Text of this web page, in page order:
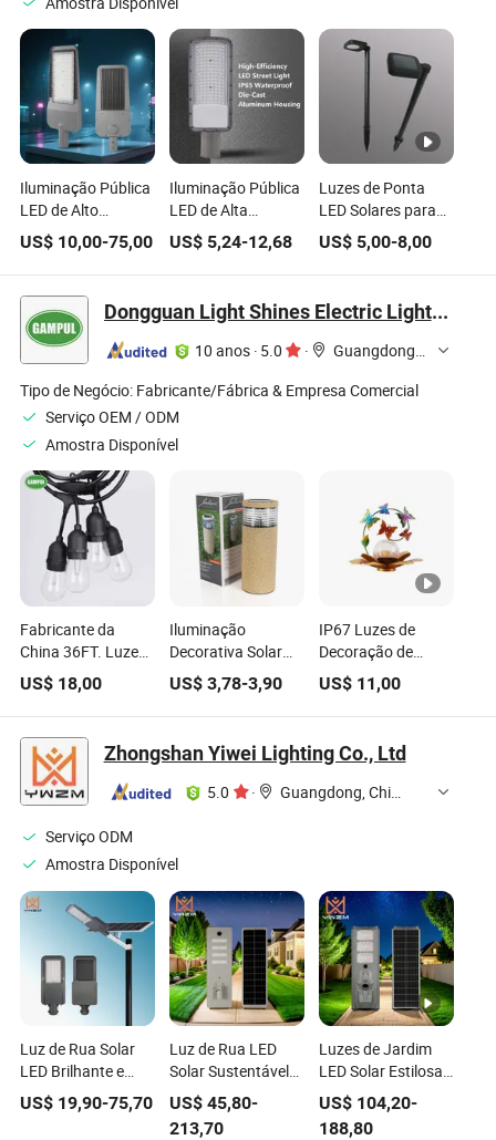
Iluminação Pública
LED de Alto
Desempenho IP65
– 30W a 240W –
Projetada para
Aplicações em Vias,
Jardins e
Indústrias
US$ 10,00-75,00
Iluminação Pública
LED de Alta
Eficiência IP65 –
50W a 200W –
Adequada para
Iluminação de
Estradas, Jardins e
Indústrias
US$ 5,24-12,68
Luzes de Ponta
LED Solares para
Jardim para Uso
Externo
US$ 5,00-8,00
Dongguan Light Shines Electric Lighting Co.,Ltd
10 anos · 5.0 ·
Guangdong, China
Tipo de Negócio: Fabricante/Fábrica & Empresa Comercial
Serviço OEM / ODM
Amostra Disponível
Fabricante da
China 36FT. Luzes
de Fada LED
Brancas Externas
Ligáveis para
Jardins, Casas,
Casamentos,
Festas, Decoração
de Cortinas
US$ 18,00
Iluminação
Decorativa Solar
para Jardim ao Ar
Livre com Luz de
Pedra
US$ 3,78-3,90
IP67 Luzes de
Decoração de
Jardim LED de
Lótus e Borboleta
Solar à Prova
US$ 11,00
Zhongshan Yiwei Lighting Co., Ltd
5.0 · Guangdong, China
Serviço ODM
Amostra Disponível
Luz de Rua Solar
LED Brilhante e
Durável para
Jardins
US$ 19,90-75,70
Luz de Rua LED
Solar Sustentável
para Jardins
Externos
US$ 45,80-
213,70
Luzes de Jardim
LED Solar Estilosas
para uma Vida
Ecológica
US$ 104,20-
188,80